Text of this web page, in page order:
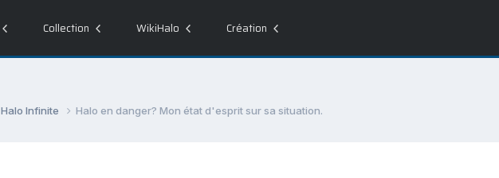
Collection WikiHalo Création
Halo Infinite Halo en danger? Mon état d'esprit sur sa situation.